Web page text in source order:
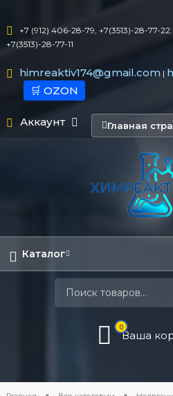
+7 (912) 406-28-79, +7(3513)-28-77-
+7(3513)-28-77-11
himreaktiv174@gmail.com|
🛒 OZON
Аккаунт Главная
Каталог
0
Ваша